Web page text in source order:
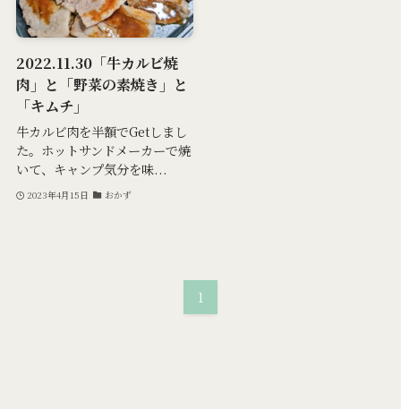
2022.11.30「牛カルビ焼
肉」と「野菜の素焼き」と
「キムチ」
牛カルビ肉を半額でGetしまし
た。ホットサンドメーカーで焼
いて、キャンプ気分を味...
2023年4月15日 おかず
1